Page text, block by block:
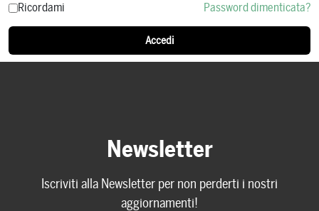
Ricordami Password dimenticata?
Accedi
Newsletter
Iscriviti alla Newsletter per non perderti i nostri
aggiornamenti!